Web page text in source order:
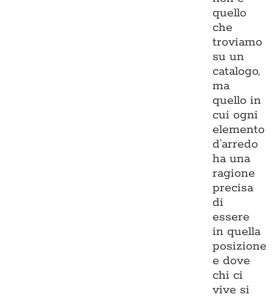
quello
che
troviamo
su un
catalogo,
ma
quello in
cui ogni
elemento
d’arredo
ha una
ragione
precisa
di
essere
in quella
posizione
e dove
chi ci
vive si